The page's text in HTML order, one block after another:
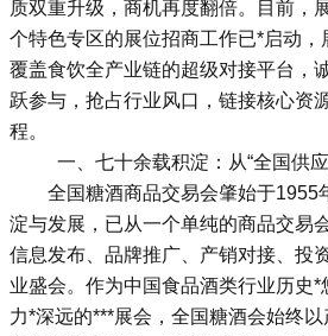
质双重升级，商机再度翻倍。目前，
个特色专区的展位招商工作已*启动，
覆盖食饮全产业链的超级对接平台，
跃参与，抢占行业风口，链接核心资
程。
一、七十余载积淀：从“全国供
全国糖酒商品交易会肇始于1955
淀与发展，已从一个单纯的商品交易
信息发布、品牌推广、产销对接、投
业盛会。作为中国食品酒类行业历史
力*深远的***展会，全国糖酒会始终以